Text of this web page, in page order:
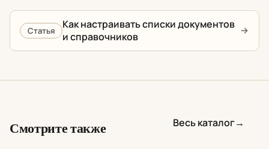
Статья
Как настраивать списки документов
и справочников
Смотрите также Весь каталог→